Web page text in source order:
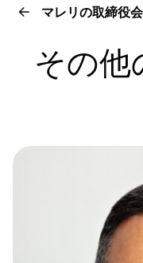
マレリの取締役
その他